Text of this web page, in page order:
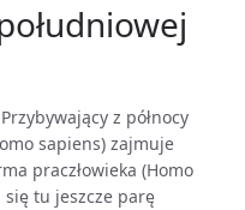
z północy
sapiens) zajmuje
praczłowieka (Homo
tu jeszcze parę